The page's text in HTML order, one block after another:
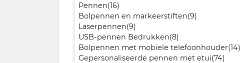
Pennen(16)
Bolpennen en markeerstiften(9)
Laserpennen(9)
USB-pennen Bedrukken(8)
Bolpennen met mobiele telefoonhouder(14)
Gepersonaliseerde pennen met etui(74)